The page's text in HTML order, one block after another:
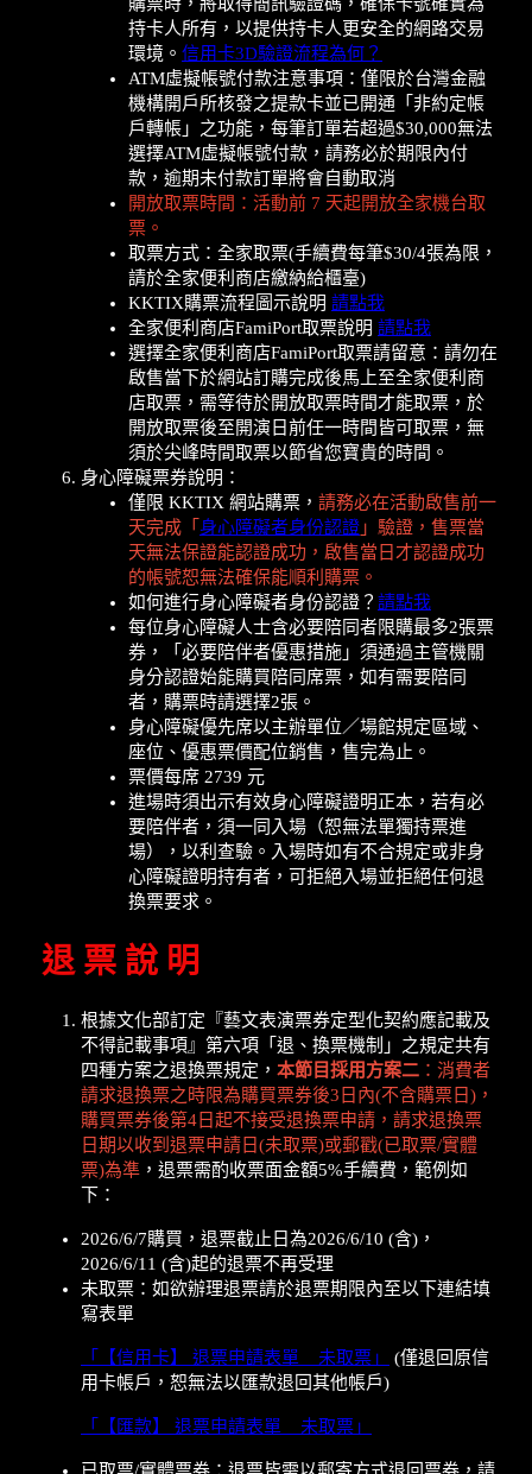
持卡人所有，以提供持卡人更安全的網路交易
環境。 信用卡3D驗證流程為何？
ATM虛擬帳號付款注意事項：僅限於台灣金融
機構開戶所核發之提款卡並已開通「非約定帳
戶轉帳」之功能，每筆訂單若超過$30,000無法
選擇ATM虛擬帳號付款，請務必於期限內付
款，逾期未付款訂單將會自動取消
開放取票時間：活動前 7 天起開放全家機台取
票。
取票方式：全家取票(手續費每筆$30/4張為限，
請於全家便利商店繳納給櫃臺)
KKTIX購票流程圖示說明 請點我
全家便利商店FamiPort取票說明 請點我
選擇全家便利商店FamiPort取票請留意：請勿在
啟售當下於網站訂購完成後馬上至全家便利商
店取票，需等待於開放取票時間才能取票，於
開放取票後至開演日前任一時間皆可取票，無
須於尖峰時間取票以節省您寶貴的時間。
身心障礙票券說明：
僅限 KKTIX 網站購票， 請務必在活動啟售前一
天完成「 身心障礙者身份認證 」驗證，售票當
天無法保證能認證成功，啟售當日才認證成功
的帳號恕無法確保能順利購票。
如何進行身心障礙者身份認證？ 請點我
每位身心障礙人士含必要陪同者限購最多2張票
券，「必要陪伴者優惠措施」須通過主管機關
身分認證始能購買陪同席票，如有需要陪同
者，購票時請選擇2張。
身心障礙優先席以主辦單位／場館規定區域、
座位、優惠票價配位銷售，售完為止。
票價每席 2739 元
進場時須出示有效身心障礙證明正本，若有必
要陪伴者，須一同入場（恕無法單獨持票進
場），以利查驗。入場時如有不合規定或非身
心障礙證明持有者，可拒絕入場並拒絕任何退
換票要求。
退 票 說 明
根據文化部訂定『藝文表演票券定型化契約應記載及
不得記載事項』第六項「退、換票機制」之規定共有
四種方案之退換票規定， 本節目採用方案二 ：消費者
請求退換票之時限為購買票券後3日內(不含購票日)，
購買票券後第4日起不接受退換票申請，請求退換票
日期以收到退票申請日(未取票)或郵戳(已取票/實體
票)為準 ，退票需酌收票面金額5%手續費，範例如
下：
2026/6/7購買，退票截止日為2026/6/10 (含)，
2026/6/11 (含)起的退票不再受理
未取票：如欲辦理退票請於退票期限內至以下連結填
寫表單
「【信用卡】 退票申請表單 _ 未取票」
(僅退回原信
用卡帳戶，恕無法以匯款退回其他帳戶)
「【匯款】 退票申請表單 _ 未取票」